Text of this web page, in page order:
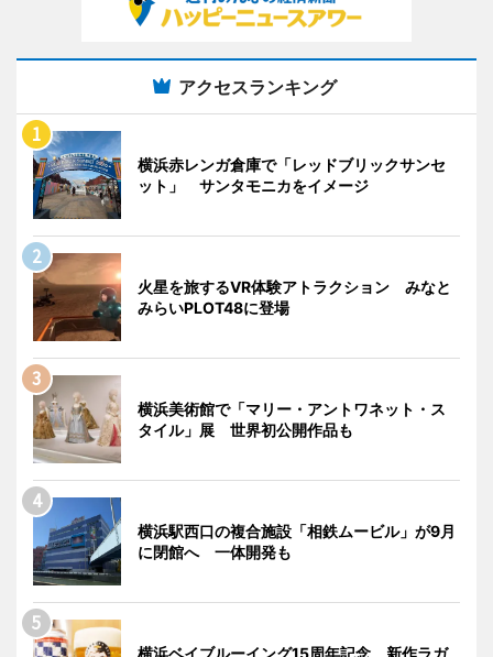
アクセスランキング
横浜赤レンガ倉庫で「レッドブリックサンセ
ット」 サンタモニカをイメージ
火星を旅するVR体験アトラクション みなと
みらいPLOT48に登場
横浜美術館で「マリー・アントワネット・ス
タイル」展 世界初公開作品も
横浜駅西口の複合施設「相鉄ムービル」が9月
に閉館へ 一体開発も
横浜ベイブルーイング15周年記念 新作ラガ